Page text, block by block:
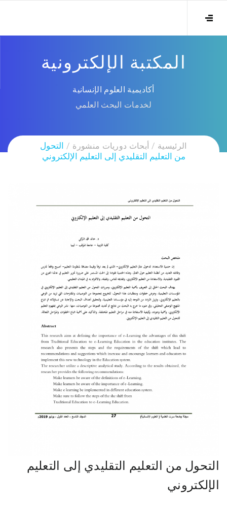
المكتبة الإلكترونية
أكاديمية العلوم الإنسانية
لخدمات البحث العلمي
الرئيسية أبحاث دوريات منشورة
التحول
من التعليم التقليدي إلى التعليم الإلكتروني
التحول من التعليم التقليدي إلى التعليم
الإلكتروني